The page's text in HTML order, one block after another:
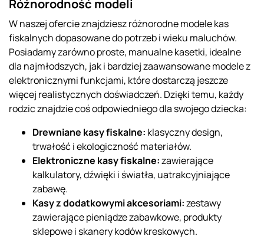
Różnorodność modeli
W naszej ofercie znajdziesz różnorodne modele kas
fiskalnych dopasowane do potrzeb i wieku maluchów.
Posiadamy zarówno proste, manualne kasetki, idealne
dla najmłodszych, jak i bardziej zaawansowane modele z
elektronicznymi funkcjami, które dostarczą jeszcze
więcej realistycznych doświadczeń. Dzięki temu, każdy
rodzic znajdzie coś odpowiedniego dla swojego dziecka:
Drewniane kasy fiskalne: klasyczny design,
trwałość i ekologiczność materiałów.
Elektroniczne kasy fiskalne:zawierające
kalkulatory, dźwięki i światła, uatrakcyjniające
zabawę.
Kasy z dodatkowymi akcesoriami:zestawy
zawierające pieniądze zabawkowe, produkty
sklepowe i skanery kodów kreskowych.